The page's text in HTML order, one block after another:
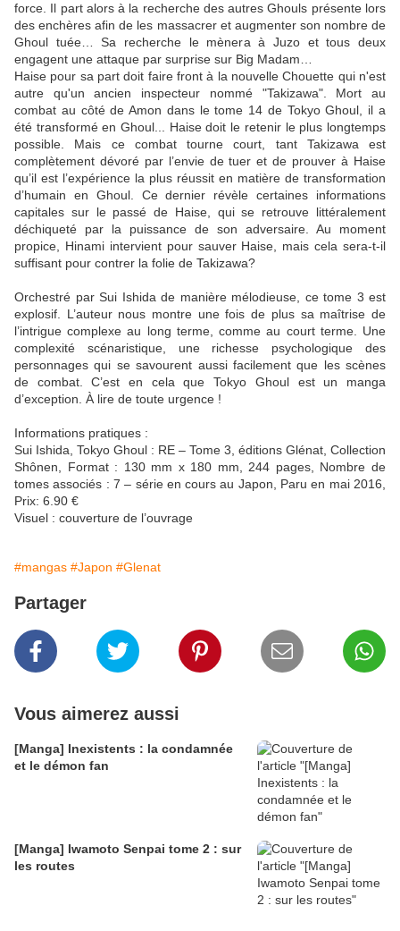
force. Il part alors à la recherche des autres Ghouls présente lors
des enchères afin de les massacrer et augmenter son nombre de
Ghoul tuée… Sa recherche le mènera à Juzo et tous deux
engagent une attaque par surprise sur Big Madam…
Haise pour sa part doit faire front à la nouvelle Chouette qui n'est
autre qu'un ancien inspecteur nommé "Takizawa". Mort au
combat au côté de Amon dans le tome 14 de Tokyo Ghoul, il a
été transformé en Ghoul... Haise doit le retenir le plus longtemps
possible. Mais ce combat tourne court, tant Takizawa est
complètement dévoré par l’envie de tuer et de prouver à Haise
qu’il est l’expérience la plus réussit en matière de transformation
d’humain en Ghoul. Ce dernier révèle certaines informations
capitales sur le passé de Haise, qui se retrouve littéralement
déchiqueté par la puissance de son adversaire. Au moment
propice, Hinami intervient pour sauver Haise, mais cela sera-t-il
suffisant pour contrer la folie de Takizawa?
Orchestré par Sui Ishida de manière mélodieuse, ce tome 3 est
explosif. L’auteur nous montre une fois de plus sa maîtrise de
l’intrigue complexe au long terme, comme au court terme. Une
complexité scénaristique, une richesse psychologique des
personnages qui se savourent aussi facilement que les scènes
de combat. C’est en cela que Tokyo Ghoul est un manga
d’exception. À lire de toute urgence !
Informations pratiques :
Sui Ishida, Tokyo Ghoul : RE – Tome 3, éditions Glénat, Collection
Shônen, Format : 130 mm x 180 mm, 244 pages, Nombre de
tomes associés : 7 – série en cours au Japon, Paru en mai 2016,
Prix: 6.90 €
Visuel : couverture de l’ouvrage
#mangas #Japon #Glenat
Partager
Vous aimerez aussi
[Manga] Inexistents : la condamnée
et le démon fan
[Manga] Iwamoto Senpai tome 2 : sur
les routes